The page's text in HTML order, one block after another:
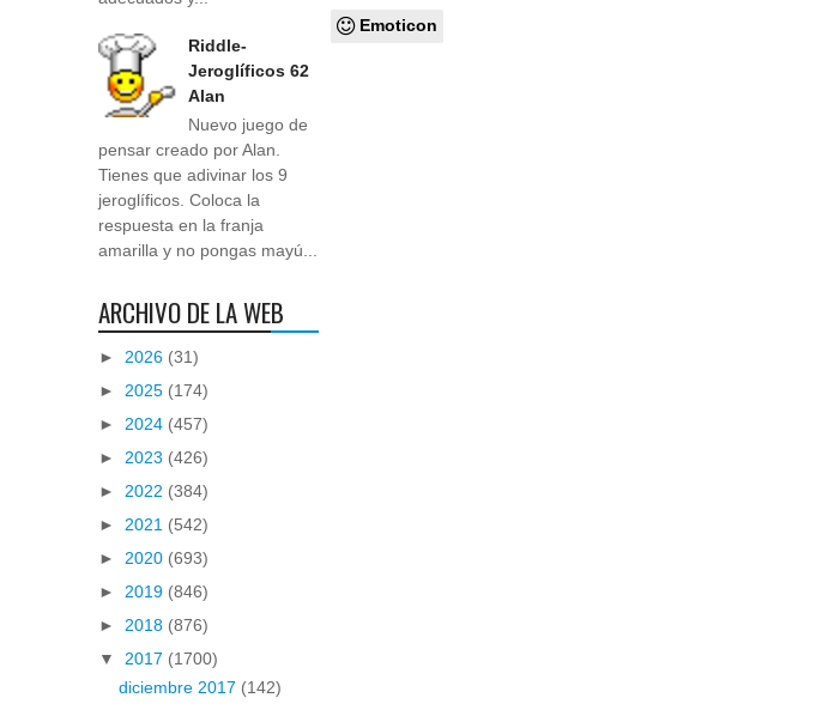
Emoticon
Riddle-
Jeroglíficos 62
Alan
Nuevo juego de
pensar creado por Alan.
Tienes que adivinar los 9
jeroglíficos. Coloca la
respuesta en la franja
amarilla y no pongas mayú...
ARCHIVO DE LA WEB
► 2026 (31)
► 2025 (174)
► 2024 (457)
► 2023 (426)
► 2022 (384)
► 2021 (542)
► 2020 (693)
► 2019 (846)
► 2018 (876)
▼ 2017 (1700)
diciembre 2017 (142)